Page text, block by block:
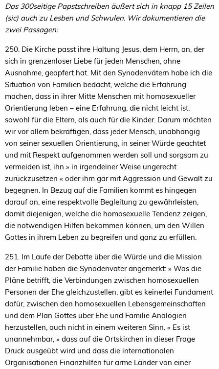
Das 300seitige Papstschreiben äußert sich in knapp 15 Zeilen
(sic) auch zu Lesben und Schwulen. Wir dokumentieren die
zwei Passagen:
250. Die Kirche passt ihre Haltung Jesus, dem Herrn, an, der
sich in grenzenloser Liebe für jeden Menschen, ohne
Ausnahme, geopfert hat. Mit den Synodenvätern habe ich die
Situation von Familien bedacht, welche die Erfahrung
machen, dass in ihrer Mitte Menschen mit homosexueller
Orientierung leben – eine Erfahrung, die nicht leicht ist,
sowohl für die Eltern, als auch für die Kinder. Darum möchten
wir vor allem bekräftigen, dass jeder Mensch, unabhängig
von seiner sexuellen Orientierung, in seiner Würde geachtet
und mit Respekt aufgenommen werden soll und sorgsam zu
vermeiden ist, ihn » in irgendeiner Weise ungerecht
zurückzusetzen « oder ihm gar mit Aggression und Gewalt zu
begegnen. In Bezug auf die Familien kommt es hingegen
darauf an, eine respektvolle Begleitung zu gewährleisten,
damit diejenigen, welche die homosexuelle Tendenz zeigen,
die notwendigen Hilfen bekommen können, um den Willen
Gottes in ihrem Leben zu begreifen und ganz zu erfüllen.
251. Im Laufe der Debatte über die Würde und die Mission
der Familie haben die Synodenväter angemerkt: » Was die
Pläne betrifft, die Verbindungen zwischen homosexuellen
Personen der Ehe gleichzustellen, gibt es keinerlei Fundament
dafür, zwischen den homosexuellen Lebensgemeinschaften
und dem Plan Gottes über Ehe und Familie Analogien
herzustellen, auch nicht in einem weiteren Sinn. « Es ist
unannehmbar, » dass auf die Ortskirchen in dieser Frage
Druck ausgeübt wird und dass die internationalen
Organisationen Finanzhilfen für arme Länder von einer